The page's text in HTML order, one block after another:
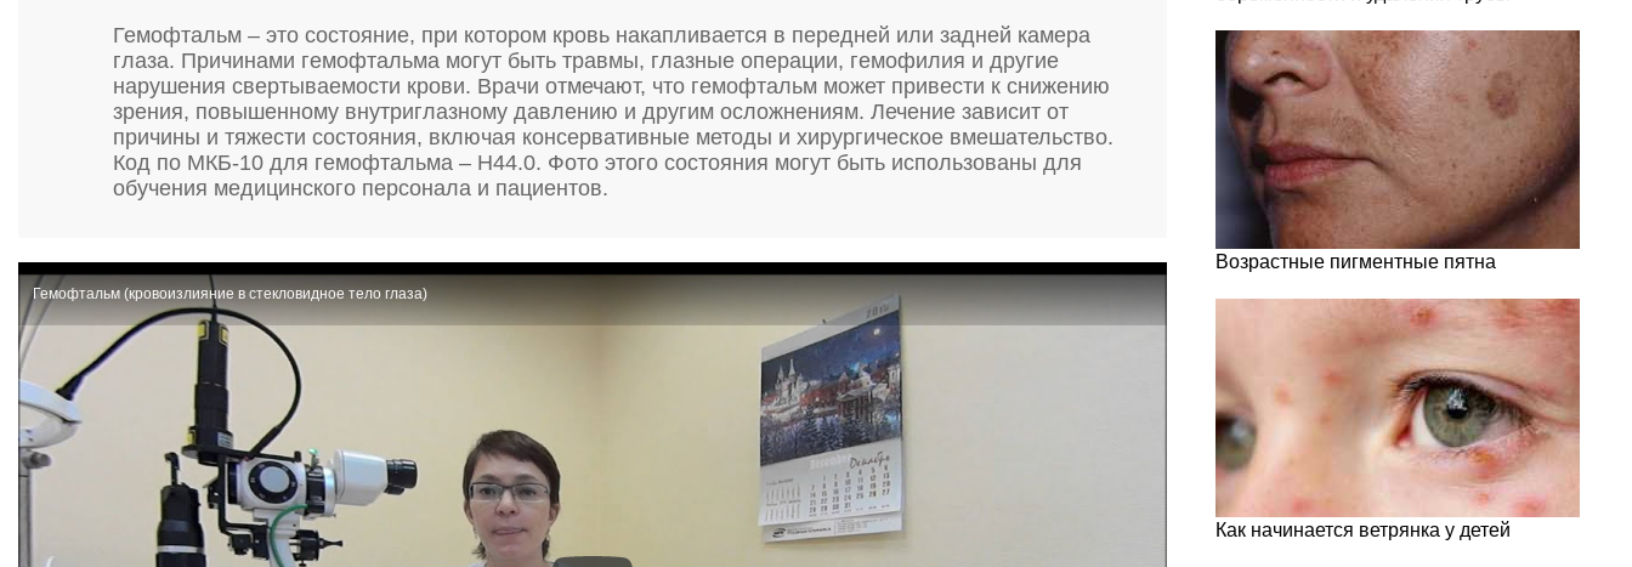
Гемофтальм – это состояние, при котором кровь накапливается в передней или задней камера
глаза. Причинами гемофтальма могут быть травмы, глазные операции, гемофилия и другие
нарушения свертываемости крови. Врачи отмечают, что гемофтальм может привести к снижению
зрения, повышенному внутриглазному давлению и другим осложнениям. Лечение зависит от
причины и тяжести состояния, включая консервативные методы и хирургическое вмешательство.
Код по МКБ-10 для гемофтальма – H44.0. Фото этого состояния могут быть использованы для
обучения медицинского персонала и пациентов.
Гемофтальм (кровоизлияние в стекловидное тело глаза)
Возрастные пигментные пятна
Как начинается ветрянка у детей